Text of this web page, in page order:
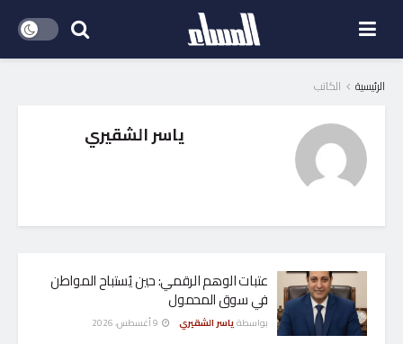
الرئيسية الكاتب
ياسر الشقيري
عتبات الوهم الرقمي: حين يُستباح المواطن
في سوق المحمول
بواسطةياسر الشقيري